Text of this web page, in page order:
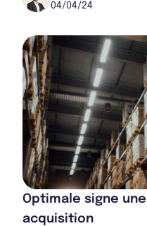
04/04/24
Optimale signe
acquisition